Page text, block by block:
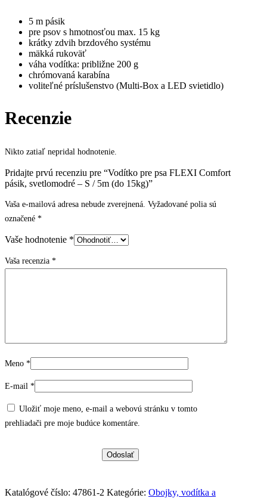
5 m pásik
pre psov s hmotnosťou max. 15 kg
krátky zdvih brzdového systému
mäkká rukoväť
váha vodítka: približne 200 g
chrómovaná karabína
voliteľné príslušenstvo (Multi-Box a LED svietidlo)
Recenzie
Nikto zatiaľ nepridal hodnotenie.
Pridajte prvú recenziu pre “Vodítko pre psa FLEXI Comfort
pásik, svetlomodré – S / 5m (do 15kg)”
Vaša e-mailová adresa nebude zverejnená. Vyžadované polia sú
označené *
Vaše hodnotenie *
Vaša recenzia *
Meno *
E-mail *
Uložiť moje meno, e-mail a webovú stránku v tomto
prehliadači pre moje budúce komentáre.
Katalógové číslo: 47861-2 Kategórie: Obojky, vodítka a